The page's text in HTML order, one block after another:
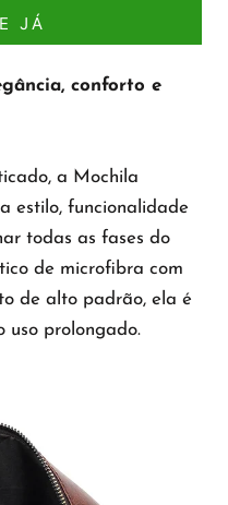
JÁ
conforto e
a Mochila
estilo, funcionalidade
todas as fases do
de microfibra com
de alto padrão, ela é
uso prolongado.